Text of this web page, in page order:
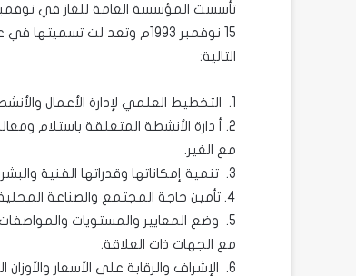
التالية:
1. التخطيط العلمي لإدارة الأعمال والأنشطة في مجال الغاز وبما يحقق إنجازاً اقتصاديا وتجارياً.
2. أ دارة الأنشطة المتعلقة باستلام ومعالجة وتسييل وتعبئة وتخزين ونقل وتسويق الغاز بمفردها أو بالاشتراك
مع الغير.
3. تنمية إمكاناتها وقدراتها الفنية والبشرية بغرض توسيع دورها ومسئوليتها في صناعة واستغلال الغاز.
4. تأمين حاجة المجتمع والصناعة المحلية من الغاز بصورة دائمة.
5. وضع المعايير والمستويات
مع الجهات ذات العلاقة.
6. الإشراف والرقابة على الأسعار والأوزان الخاصة بمادة الغاز بالتنسيق مع الجهات ذات العلاقة.